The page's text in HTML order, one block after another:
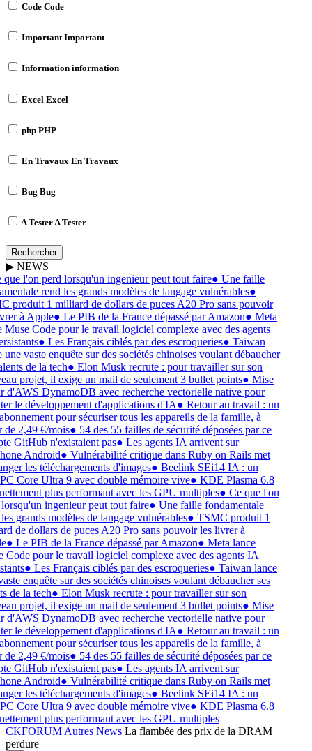
Code Code
ImportantImportant
Information information
Excel Excel
php PHP
En Travaux En Travaux
Bug Bug
A TesterA Tester
Rechercher
▶ NEWS
l'on perd lorsqu'un ingenieur peut tout faire●Une faille
rend les grands modèles de langage vulnérables●
produit 1 milliard de dollars de puces A20 Pro sans pouvoir
à Apple●Le PIB de la France dépassé par Amazon●Meta
Code pour le travail logiciel complexe avec des agents
●Les Français ciblés par des escroqueries●Taiwan
vaste enquête sur des sociétés chinoises voulant débaucher
de la tech●Elon Musk recrute : pour travailler sur son
projet, il exige un mail de seulement 3 bullet points●Mise
d'AWS DynamoDB avec recherche vectorielle native pour
le développement d'applications d'IA●Retour au travail : un
pour sécuriser tous les appareils de la famille, à
2,49 €/mois●54 des 55 failles de sécurité déposées par ce
GitHub n'existaient pas●Les agents IA arrivent sur
Android●Vulnérabilité critique dans Ruby on Rails met
les téléchargements d'images●Beelink SEi14 IA : un
Core Ultra 9 avec double mémoire vive●KDE Plasma 6.8
plus performant avec les GPU multiples●Ce que l'on
ingenieur peut tout faire●Une faille fondamentale
grands modèles de langage vulnérables●TSMC produit 1
de dollars de puces A20 Pro sans pouvoir les livrer à
●Le PIB de la France dépassé par Amazon●Meta lance
Code pour le travail logiciel complexe avec des agents IA
●Les Français ciblés par des escroqueries●Taiwan lance
enquête sur des sociétés chinoises voulant débaucher ses
de la tech●Elon Musk recrute : pour travailler sur son
projet, il exige un mail de seulement 3 bullet points●Mise
d'AWS DynamoDB avec recherche vectorielle native pour
le développement d'applications d'IA●Retour au travail : un
pour sécuriser tous les appareils de la famille, à
2,49 €/mois●54 des 55 failles de sécurité déposées par ce
GitHub n'existaient pas●Les agents IA arrivent sur
Android●Vulnérabilité critique dans Ruby on Rails met
les téléchargements d'images●Beelink SEi14 IA : un
Core Ultra 9 avec double mémoire vive●KDE Plasma 6.8
plus performant avec les GPU multiples
CKFORUMAutres News La flambée des prix de la DRAM
perdure